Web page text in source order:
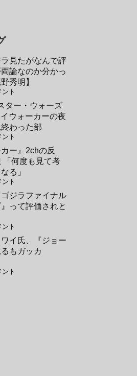
見たがなんで評
論なのか分かっ
秀明】
ト
ター・ウォーズ
ウォーカーの夜
わった部
ト
カー』2chの反
「何度も見て考
る」
ト
ジラファイナル
って評価されと
ト
ワイ氏、『ジョー
もガッカ
ト